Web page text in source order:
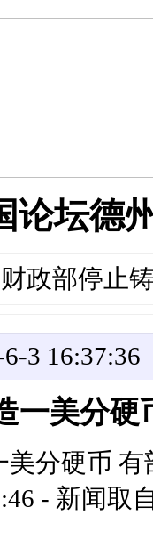
论坛德
财政部停止
3 16:37:36
一美分
分硬币
- 新闻